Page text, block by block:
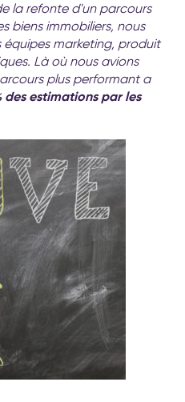
la refonte d'un parcours
biens immobiliers, nous
équipes marketing, produit
Là où nous avions
plus performant a
des estimations par les